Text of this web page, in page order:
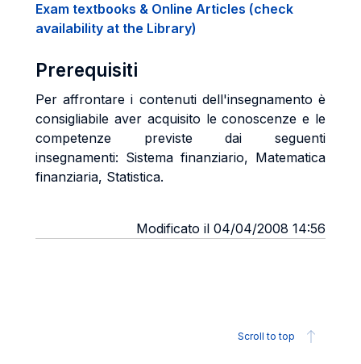
Exam textbooks & Online Articles (check
availability at the Library)
Prerequisiti
Per affrontare i contenuti dell'insegnamento è
consigliabile aver acquisito le conoscenze e le
competenze previste dai seguenti
insegnamenti: Sistema finanziario, Matematica
finanziaria, Statistica.
Modificato il 04/04/2008 14:56
Scroll to top